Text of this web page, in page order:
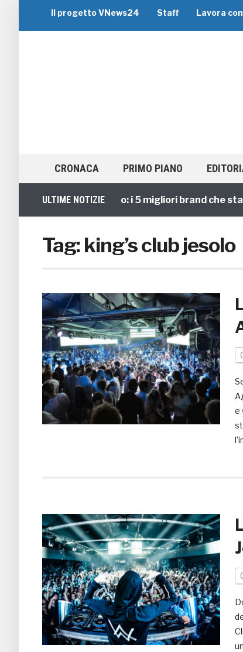
Il progetto VNews24 Staff Lavora
CRONACA PRIMO PIANO
ULTIME NOTIZIE
Viaggi di Gruppo: i 5 migliori brand che
Tag:king’s club jesolo
e